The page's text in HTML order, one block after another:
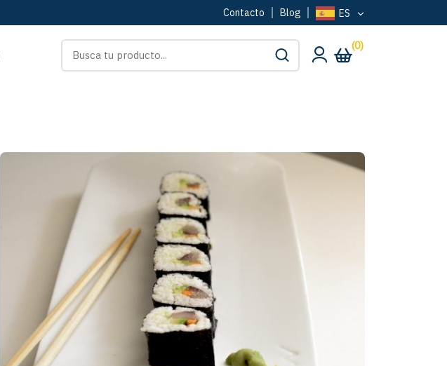
Contacto Blog ES
(0)